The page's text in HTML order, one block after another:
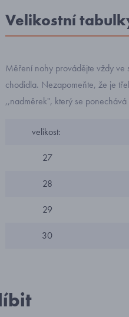
Velikostní
Měření nohy provádějte vždy ve
chodidla. Nezapomeňte, že je
,,nadměrek", který se
velikost:
27
28
29
30